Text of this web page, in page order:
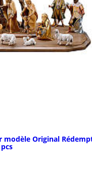
modèle Original